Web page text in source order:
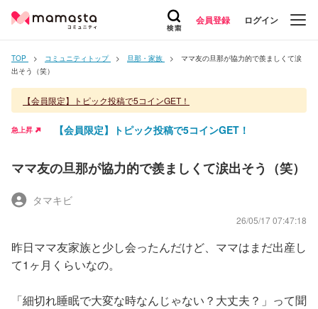
会員登録 ログイン
TOP コミュニティトップ 旦那・家族
ママ友の旦那が協力的で羨ましくて涙
出そう（笑）
【会員限定】トピック投稿で5コインGET！
急上昇 【会員限定】トピック投稿で5コインGET！
ママ友の旦那が協力的で羨ましくて涙出そう（笑）
タマキビ
26/05/17 07:47:18
昨日ママ友家族と少し会ったんだけど、ママはまだ出産し
て1ヶ月くらいなの。
「細切れ睡眠で大変な時なんじゃない？大丈夫？」って聞